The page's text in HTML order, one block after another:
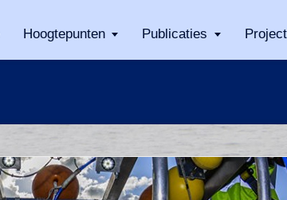
Hoogtepunten Publicaties Project